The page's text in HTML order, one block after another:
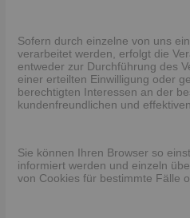
Sofern durch einzelne von uns
verarbeitet werden, erfolgt die
entweder zur Durchführung des
einer erteilten Einwilligung oder
berechtigten Interessen an der
kundenfreundlichen und
Sie können Ihren Browser so
informiert werden und einzeln
von Cookies für bestimmte Fälle